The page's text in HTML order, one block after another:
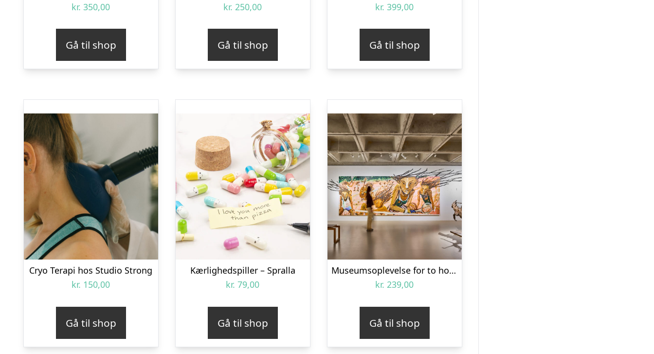
kr. 350,00
Gå til shop
kr. 250,00
Gå til shop
kr. 399,00
Gå til shop
Cryo Terapi hos Studio Strong
kr. 150,00
Gå til shop
Kærlighedspiller – Spralla
kr. 79,00
Gå til shop
Museumsoplevelse for to hos Trapholt
kr. 239,00
Gå til shop